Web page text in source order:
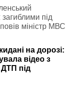
під
міністр МВС
на дорозі:
відео з
ДТП під